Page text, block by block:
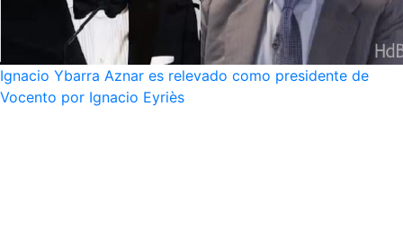
Ignacio Ybarra Aznar es relevado como presidente de
Vocento por Ignacio Eyriès